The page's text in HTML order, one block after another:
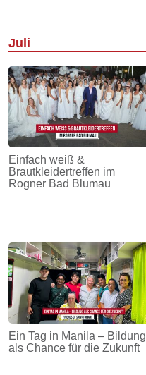
Juli
Einfach weiß &
Brautkleidertreffen im
Rogner Bad Blumau
Ein Tag in Manila – Bildung
als Chance für die Zukunft